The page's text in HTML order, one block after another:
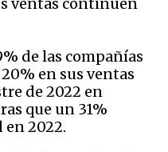
ventas continúen
de las compañías
en sus ventas
de 2022 en
que un 31%
2022.